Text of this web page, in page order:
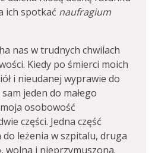
ich spotkać naufragium
nas w trudnych chwilach
Kiedy po śmierci moich
i nieudanej wyprawie do
jeden do małego
osobowość
części. Jedna część
do leżenia w szpitalu, druga
wolna i nieprzymuszona.